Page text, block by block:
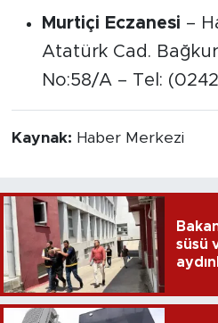
Murtiçi Eczanesi –
Atatürk Cad.
No:58/A – Tel:
Kaynak: Haber Merkezi
süsü